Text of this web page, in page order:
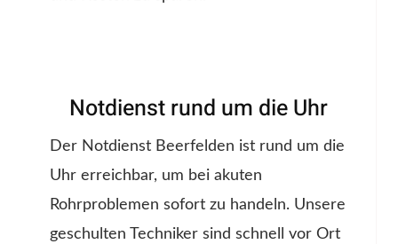
Notdienst rund um die Uhr
Der Notdienst Beerfelden ist rund um die
Uhr erreichbar, um bei akuten
Rohrproblemen sofort zu handeln. Unsere
geschulten Techniker sind schnell vor Ort